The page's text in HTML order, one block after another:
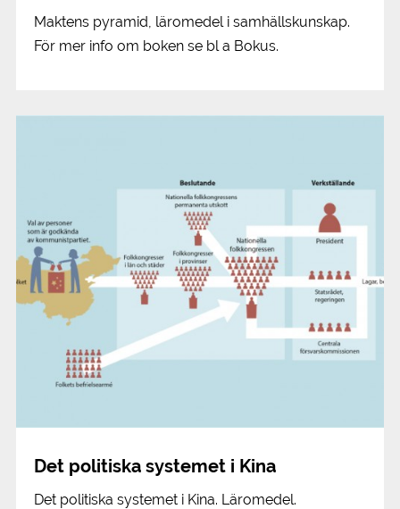
Maktens pyramid, läromedel i samhällskunskap.
För mer info om boken se bl a Bokus.
Det politiska systemet i Kina
Det politiska systemet i Kina. Läromedel.